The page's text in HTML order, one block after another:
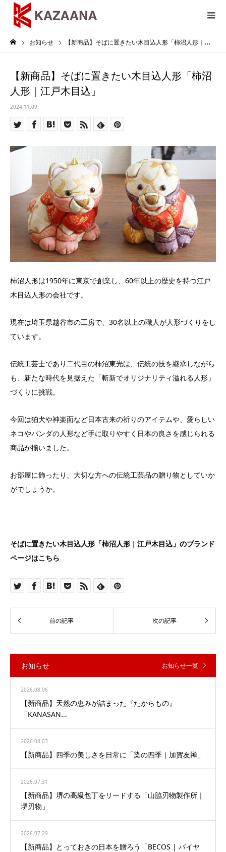
お知らせ 【新商品】そばに置きたい木目込人形「柿沼人形｜江戸木目込」
【新商品】そばに置きたい木目込人形「柿沼
人形｜江戸木目込」
2024.11.09
柿沼人形は1950年に東京で創業し、60年以上の歴史を持つ江戸
木目込人形の会社です。
現在は埼玉県越谷市の工房で、30名以上の職人が人形づくりをし
ています。
伝統工芸士であり二代目の柿沼東光は、伝統の技を継承しながら
も、新たな時代を見据えた「斬新でオリジナリティ溢れる人形」
づくりに挑戦。
今回は狛犬や神楽面など日本古来の祈りのアイテムや、愛らしい
ネコやパンダの人形など手に取りやすく日本の良さを感じられる
商品が揃いました。
お部屋に飾ったり、大切な方への伝統工芸品の贈り物としていか
がでしょうか。
そばに置きたい木目込人形「柿沼人形｜江戸木目込」のブランド
ページはこちら
お知らせ お知らせ一覧
2026.08.06
【新商品】天然の恵みが詰まった『たからもの』
「KANASAN...
2026.08.03
【新商品】四季の美しさを日常に「染の四季｜加賀友禅」
2026.07.31
【新商品】堺の高級包丁をリードする「山脇刃物製作所｜
堺刃物」
2026.07.29
【新商品】とっておきの日本を贈ろう「BECOS | バイヤ